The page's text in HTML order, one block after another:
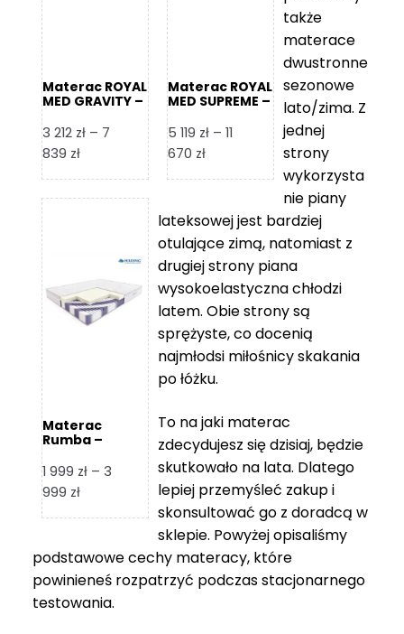
Materac ROYAL
MED GRAVITY –
3 212 zł – 7
839 złZakres
od
839 zł
Materac ROYAL
MED SUPREME –
5 119 zł – 11
670 złZakres
5
119 zł
do
670 zł
Materac
Rumba –
1 999 zł – 3
999 złZakres
1
999 zł
do
także
materace
dwustronne
sezonowe
lato/zima. Z
jednej
strony
wykorzysta
nie piany
lateksowej jest bardziej
otulające zimą, natomiast z
drugiej strony piana
wysokoelastyczna chłodzi
latem. Obie strony są
sprężyste, co docenią
najmłodsi miłośnicy skakania
po łóżku.
To na jaki materac
zdecydujesz się dzisiaj, będzie
skutkowało na lata. Dlatego
lepiej przemyśleć zakup i
skonsultować go z doradcą w
sklepie. Powyżej opisaliśmy
podstawowe cechy materacy, które
powinieneś rozpatrzyć podczas stacjonarnego
testowania.